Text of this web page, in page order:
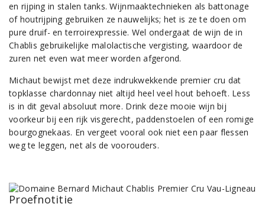
en rijping in stalen tanks. Wijnmaaktechnieken als battonage
of houtrijping gebruiken ze nauwelijks; het is ze te doen om
pure druif- en terroirexpressie. Wel ondergaat de wijn de in
Chablis gebruikelijke malolactische vergisting, waardoor de
zuren net even wat meer worden afgerond.
Michaut bewijst met deze indrukwekkende premier cru dat
topklasse chardonnay niet altijd heel veel hout behoeft. Less
is in dit geval absoluut more. Drink deze mooie wijn bij
voorkeur bij een rijk visgerecht, paddenstoelen of een romige
bourgognekaas. En vergeet vooral ook niet een paar flessen
weg te leggen, net als de voorouders.
Proefnotitie